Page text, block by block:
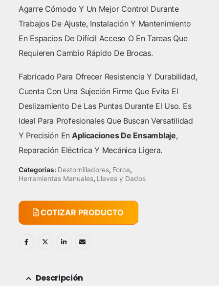
Agarre Cómodo Y Un Mejor Control Durante
Trabajos De Ajuste, Instalación Y Mantenimiento
En Espacios De Difícil Acceso O En Tareas Que
Requieren Cambio Rápido De Brocas.
Fabricado Para Ofrecer Resistencia Y Durabilidad,
Cuenta Con Una Sujeción Firme Que Evita El
Deslizamiento De Las Puntas Durante El Uso. Es
Ideal Para Profesionales Que Buscan Versatilidad
Y Precisión En Aplicaciones De Ensamblaje,
Reparación Eléctrica Y Mecánica Ligera.
Categorías: Destornilladores, Force,
Herramientas Manuales, Llaves y Dados
COTIZAR PRODUCTO
Descripción